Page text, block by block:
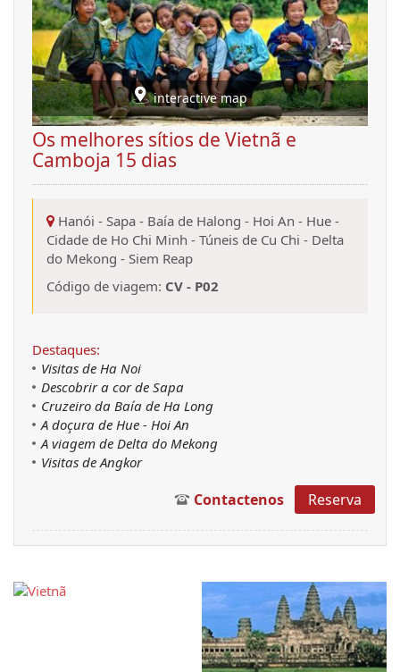
interactive map
Os melhores sítios de Vietnã e
Camboja 15 dias
Hanói - Sapa - Baía de Halong - Hoi An - Hue -
Cidade de Ho Chi Minh - Túneis de Cu Chi - Delta
do Mekong - Siem Reap
Código de viagem: CV - P02
Destaques:
Visitas de Ha Noi
Descobrir a cor de Sapa
Cruzeiro da Baía de Ha Long
A doçura de Hue - Hoi An
A viagem de Delta do Mekong
Visitas de Angkor
Contactenos Reserva